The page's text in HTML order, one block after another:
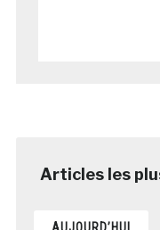
AUJOURD’HUI